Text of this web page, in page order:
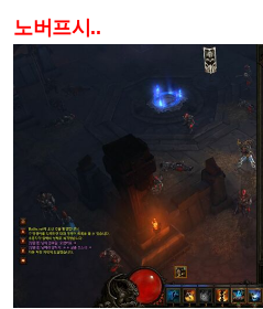
노버프시..